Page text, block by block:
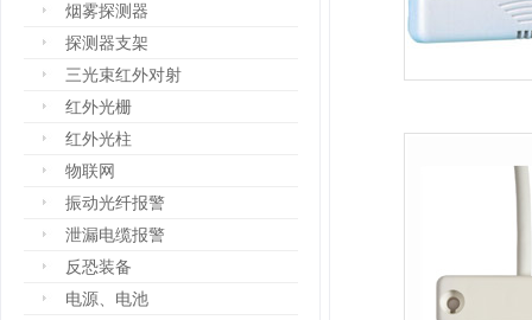
烟雾探测器
探测器支架
三光束红外对射
红外光栅
红外光柱
物联网
振动光纤报警
泄漏电缆报警
反恐装备
电源、电池